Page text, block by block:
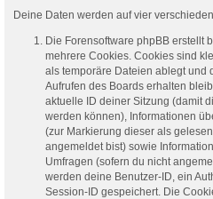
Deine Daten werden auf vier
Die Forensoftware phpBB erstellt
mehrere Cookies. Cookies sind
als temporäre Dateien ablegt und
Aufrufen des Boards erhalten
aktuelle ID deiner Sitzung (damit
werden können), Informationen
(zur Markierung dieser als
angemeldet bist) sowie
Umfragen (sofern du nicht
werden deine Benutzer-ID, ein
Session-ID gespeichert. Die